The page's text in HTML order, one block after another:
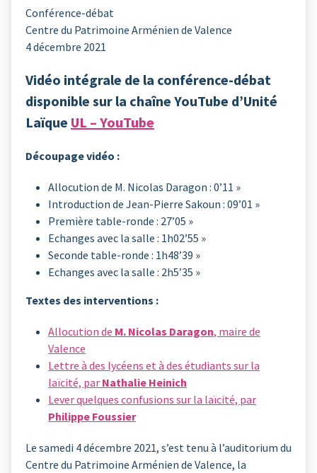
Conférence-débat
Centre du Patrimoine Arménien de Valence
4 décembre 2021
Vidéo intégrale de la conférence-débat
disponible sur la chaîne YouTube d’Unité
Laïque UL – YouTube
Découpage vidéo :
Allocution de M. Nicolas Daragon : 0’11 »
Introduction de Jean-Pierre Sakoun : 09’01 »
Première table-ronde : 27’05 »
Echanges avec la salle : 1h02’55 »
Seconde table-ronde : 1h48’39 »
Echanges avec la salle : 2h5’35 »
Textes des interventions :
Allocution de M. Nicolas Daragon, maire de
Valence
Lettre à des lycéens et à des étudiants sur la
laïcité, par Nathalie Heinich
Lever quelques confusions sur la laïcité, par
Philippe Foussier
Le samedi 4 décembre 2021, s’est tenu à l’auditorium du
Centre du Patrimoine Arménien de Valence, la